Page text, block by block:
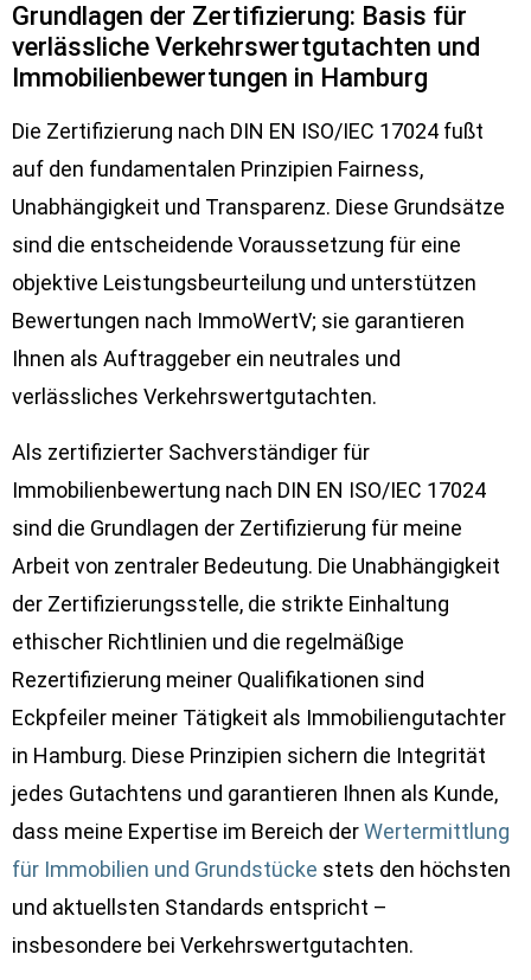
Grundlagen der Zertifizierung: Basis für
verlässliche Verkehrswertgutachten und
Immobilienbewertungen in Hamburg
Die Zertifizierung nach DIN EN ISO/IEC 17024 fußt
auf den fundamentalen Prinzipien Fairness,
Unabhängigkeit und Transparenz. Diese Grundsätze
sind die entscheidende Voraussetzung für eine
objektive Leistungsbeurteilung und unterstützen
Bewertungen nach ImmoWertV; sie garantieren
Ihnen als Auftraggeber ein neutrales und
verlässliches Verkehrswertgutachten.
Als zertifizierter Sachverständiger für
Immobilienbewertung nach DIN EN ISO/IEC 17024
sind die Grundlagen der Zertifizierung für meine
Arbeit von zentraler Bedeutung. Die Unabhängigkeit
der Zertifizierungsstelle, die strikte Einhaltung
ethischer Richtlinien und die regelmäßige
Rezertifizierung meiner Qualifikationen sind
Eckpfeiler meiner Tätigkeit als Immobiliengutachter
in Hamburg. Diese Prinzipien sichern die Integrität
jedes Gutachtens und garantieren Ihnen als Kunde,
dass meine Expertise im Bereich derWertermittlung
für Immobilien und Grundstücke stets den höchsten
und aktuellsten Standards entspricht –
insbesondere bei Verkehrswertgutachten.